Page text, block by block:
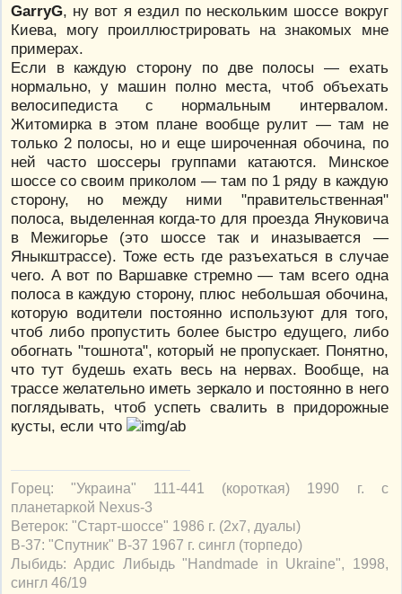
GarryG, ну вот я ездил по нескольким шоссе вокруг
Киева, могу проиллюстрировать на знакомых мне
примерах.
Если в каждую сторону по две полосы — ехать
нормально, у машин полно места, чтоб объехать
велосипедиста с нормальным интервалом.
Житомирка в этом плане вообще рулит — там не
только 2 полосы, но и еще широченная обочина, по
ней часто шоссеры группами катаются. Минское
шоссе со своим приколом — там по 1 ряду в каждую
сторону, но между ними "правительственная"
полоса, выделенная когда-то для проезда Януковича
в Межигорье (это шоссе так и иназывается —
Яныкштрассе). Тоже есть где разъехаться в случае
чего. А вот по Варшавке стремно — там всего одна
полоса в каждую сторону, плюс небольшая обочина,
которую водители постоянно используют для того,
чтоб либо пропустить более быстро едущего, либо
обогнать "тошнота", который не пропускает. Понятно,
что тут будешь ехать весь на нервах. Вообще, на
трассе желательно иметь зеркало и постоянно в него
поглядывать, чтоб успеть свалить в придорожные
кусты, если что
Горец: "Украина" 111-441 (короткая) 1990 г. с
планетаркой Nexus-3
Ветерок: "Старт-шоссе" 1986 г. (2х7, дуалы)
В-37: "Спутник" В-37 1967 г. сингл (торпедо)
Лыбидь: Ардис Либыдь "Handmade in Ukraine", 1998,
сингл 46/19